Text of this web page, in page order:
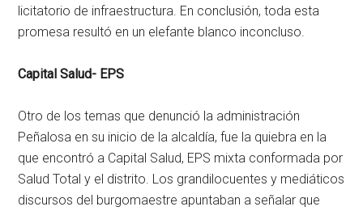
licitatorio de infraestructura. En conclusión, toda esta
promesa resultó en un elefante blanco inconcluso.
Capital Salud- EPS
Otro de los temas que denunció la administración
Peñalosa en su inicio de la alcaldía, fue la quiebra en la
que encontró a Capital Salud, EPS mixta conformada por
Salud Total y el distrito. Los grandilocuentes y mediáticos
discursos del burgomaestre apuntaban a señalar que